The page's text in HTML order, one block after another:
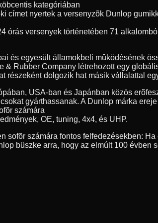
kategóriában
címet nyertek a versenyzõk Dunlop
órás versenyek történetében 71
és egyesült államokbeli mûködésének
& Rubber Company létrehozott egy
részeként dolgozik hat másik vállalattal
USA-ban és Japánban közös
gyárthassanak. A Dunlop márka
számára
OE, tuning, 4x4, és UHP.
sofõr számára fontos felfedezésekben:
büszke arra, hogy az elmúlt 100 évben